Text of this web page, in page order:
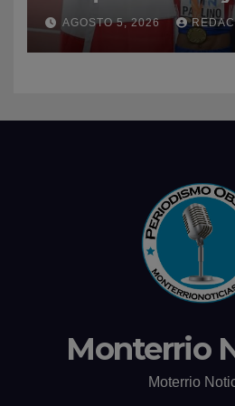
dominio en el
AGOSTO 5, 2026
Monterrio
Moterrio